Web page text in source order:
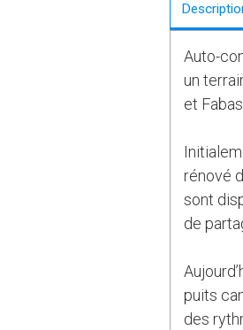
Auto-
un
et
rénové
sont
de
puits
des